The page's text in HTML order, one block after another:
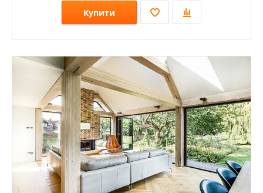
Купити
Розміри: 500-1500х120х20; 500-1500х140х20; 500-1500х160х20;
Стилі: